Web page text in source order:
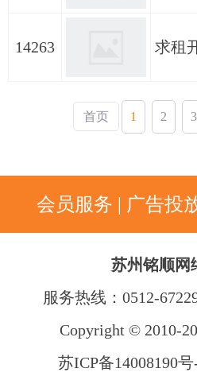
14263 求租
首页 1 2 3
会员服务 | 广告投
苏州铭顺网
服务热线：0512-
Copyright © 2010-
苏ICP备14008190